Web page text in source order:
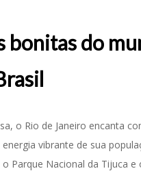
bonitas do
o Rio de Janeiro encanta
vibrante de sua
Parque Nacional da Tijuca